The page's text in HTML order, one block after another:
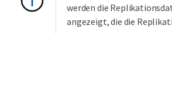
werden die
angezeigt, die die